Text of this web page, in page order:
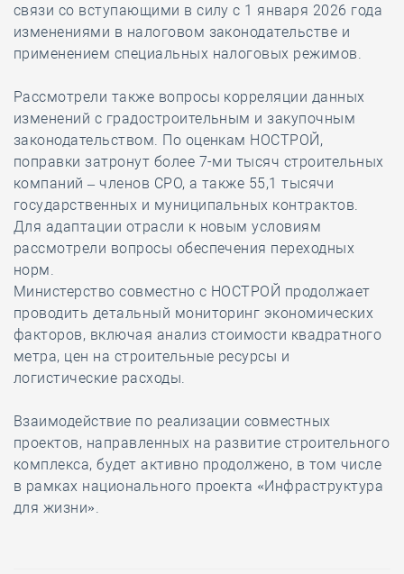
связи со вступающими в силу с 1 января 2026 года
изменениями в налоговом законодательстве и
применением специальных налоговых режимов.
Рассмотрели также вопросы корреляции данных
изменений с градостроительным и закупочным
законодательством. По оценкам НОСТРОЙ,
поправки затронут более 7-ми тысяч строительных
компаний – членов СРО, а также 55,1 тысячи
государственных и муниципальных контрактов.
Для адаптации отрасли к новым условиям
рассмотрели вопросы обеспечения переходных
норм.
Министерство совместно с НОСТРОЙ продолжает
проводить детальный мониторинг экономических
факторов, включая анализ стоимости квадратного
метра, цен на строительные ресурсы и
логистические расходы.
Взаимодействие по реализации совместных
проектов, направленных на развитие строительного
комплекса, будет активно продолжено, в том числе
в рамках национального проекта «Инфраструктура
для жизни».